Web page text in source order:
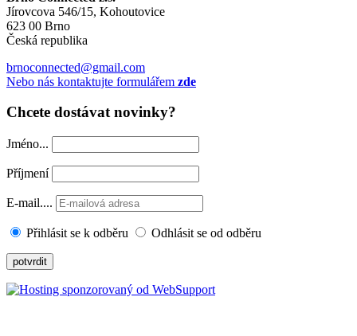
Jírovcova 546/15, Kohoutovice
623 00 Brno
Česká republika
brnoconnected@gmail.com
Nebo nás kontaktujte formulářem zde
Chcete dostávat novinky?
Jméno...
Příjmení
E-mail....
Přihlásit se k odběru Odhlásit se od odběru